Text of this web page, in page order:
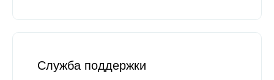
Служба поддержки